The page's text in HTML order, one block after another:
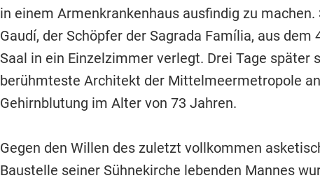
in einem Armenkrankenhaus ausfindig zu
Gaudí, der Schöpfer der Sagrada Família, aus dem
Saal in ein Einzelzimmer verlegt. Drei Tage später
berühmteste Architekt der Mittelmeermetropole
Gehirnblutung im Alter von 73 Jahren.
Gegen den Willen des zuletzt vollkommen
Baustelle seiner Sühnekirche lebenden Mannes